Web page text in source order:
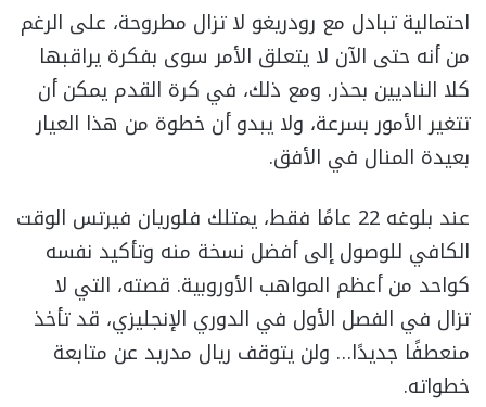
احتمالية تبادل مع رودريغو لا تزال مطروحة، على الرغم
من أنه حتى الآن لا يتعلق الأمر سوى بفكرة يراقبها
كلا الناديين بحذر. ومع ذلك، في كرة القدم يمكن أن
تتغير الأمور بسرعة، ولا يبدو أن خطوة من هذا العيار
بعيدة المنال في الأفق.
عند بلوغه 22 عامًا فقط، يمتلك فلوريان فيرتس الوقت
الكافي للوصول إلى أفضل نسخة منه وتأكيد نفسه
كواحد من أعظم المواهب الأوروبية. قصته، التي لا
تزال في الفصل الأول في الدوري الإنجليزي، قد تأخذ
منعطفًا جديدًا… ولن يتوقف ريال مدريد عن متابعة
خطواته.